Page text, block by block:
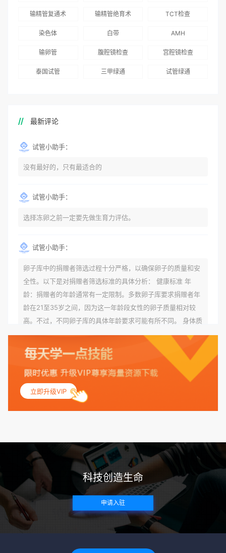
国版）》
输精管复通术 输精管绝育术 TCT检查
染色体 白带 AMH
输卵管 腹腔镜检查 宫腔镜检查
泰国试管 三甲绿通 试管绿通
最新评论
试管小助手：
没有最好的，只有最适合的
试管小助手：
选择冻卵之前一定要先做生育力评估。
试管小助手：
卵子库中的捐赠者筛选过程十分严格，以确保卵子的质量和安
全性。以下是对捐赠者筛选标准的具体分析： 健康标准 年
龄：捐赠者的年龄通常有一定限制。多数卵子库要求捐赠者年
龄在21至35岁之间，因为这一年龄段女性的卵子质量相对较
高。不过，不同卵子库的具体年龄要求可能有所不同。 身体质
量指数（BMI）：捐赠者的BMI通常需要在正常范围内，以确
保其身体健康状况良好。过高的BMI可能与多种健康问题相关
联，包括不孕症和妊娠并发症。 生殖健康：捐赠者需要有规律
的月经期，无生殖障碍或异常问题。此外，还需要进行详细的
妇科检查，以确保其生殖系统的健康。 遗传病史与家族病史：
捐赠者及其家庭成员需要无严重的遗传病史、精神病史和传染
病史。这通常需要通过基因检测、家族史调查和医疗记录审查
带任何可传染给受卵者的病原体。 药物与生活习惯：捐赠者需
要是非尼古丁使用者、非吸烟者、非吸毒者，并且未使用可能
影响卵子质量的药物，如某些精神药物和避孕植入物。 学历与
心理标准 学历要求：部分卵子库对捐赠者的学历有一定要求，
但这并非普遍标准。一些卵子库可能更倾向于选择受过高等教
育的女性作为捐赠者，但这并不是绝对的筛选条件。 心理状态
评估：捐赠者需要进行心理状态评估，以确定其对捐赠过程的
立即升级VIP
科技创造生命
申请入驻